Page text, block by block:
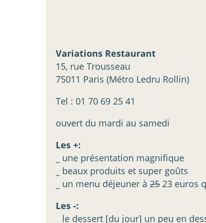
Variations Restaurant
15, rue Trousseau
75011 Paris (Métro Ledru Rollin)
Tel : 01 70 69 25 41
ouvert du mardi au samedi
Les +:
_ une présentation magnifique
_ beaux produits et super goûts
_ un menu déjeuner à 25 23 euros
Les -:
_ le dessert [du jour] un peu en